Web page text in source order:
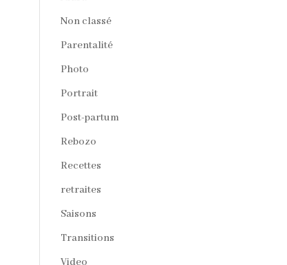
Non classé
Parentalité
Photo
Portrait
Post-partum
Rebozo
Recettes
retraites
Saisons
Transitions
Video